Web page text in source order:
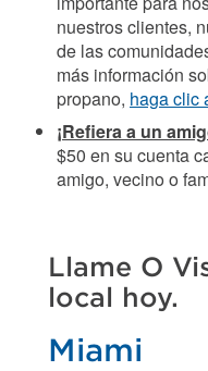
nuestros clientes,
de las
más información
propano, haga clic
¡Refiera a un
$50 en su cuenta
amigo, vecino o
Llame O
local hoy.
Miami